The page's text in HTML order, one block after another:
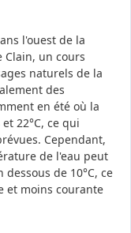
l'ouest de la
Clain, un cours
naturels de la
des
en été où la
22°C, ce qui
Cependant,
de l'eau peut
de 10°C, ce
et moins courante